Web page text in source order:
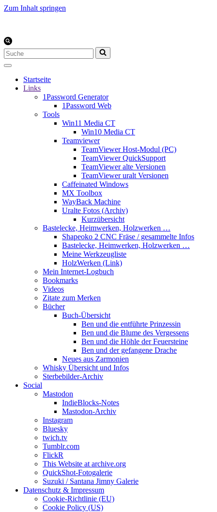
Zum Inhalt springen
Suchen
nach …
Startseite
Links
1Password Generator
1Password Web
Tools
Win11 Media CT
Win10 Media CT
Teamviewer
TeamViewer Host-Modul (PC)
TeamViewer QuickSupport
TeamViewer alte Versionen
TeamViewer uralt Versionen
Caffeinated Windows
MX Toolbox
WayBack Machine
Uralte Fotos (Archiv)
Kurzübersicht
Bastelecke, Heimwerken, Holzwerken …
Shapeoko 2 CNC Fräse / gesammelte Infos
Bastelecke, Heimwerken, Holzwerken …
Meine Werkzeugliste
HolzWerken (Link)
Mein Internet-Logbuch
Bookmarks
Videos
Zitate zum Merken
Bücher
Buch-Übersicht
Ben und die entführte Prinzessin
Ben und die Blume des Vergessens
Ben und die Höhle der Feuersteine
Ben und der gefangene Drache
Neues aus Zarmonien
Whisky Übersicht und Infos
Sterbebilder-Archiv
Social
Mastodon
IndieBlocks-Notes
Mastodon-Archiv
Instagram
Bluesky
twich.tv
Tumblr.com
FlickR
This Website at archive.org
QuickShot-Fotogalerie
Suzuki / Santana Jimny Galerie
Datenschutz & Impressum
Cookie-Richtlinie (EU)
Cookie Policy (US)